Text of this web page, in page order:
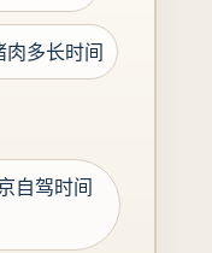
肉多长时间
自驾时间